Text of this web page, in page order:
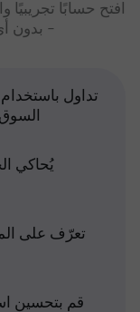
افتح حسابًا
- بدون
تداول
يُحاكي
تعرّف على
قم بتحسين